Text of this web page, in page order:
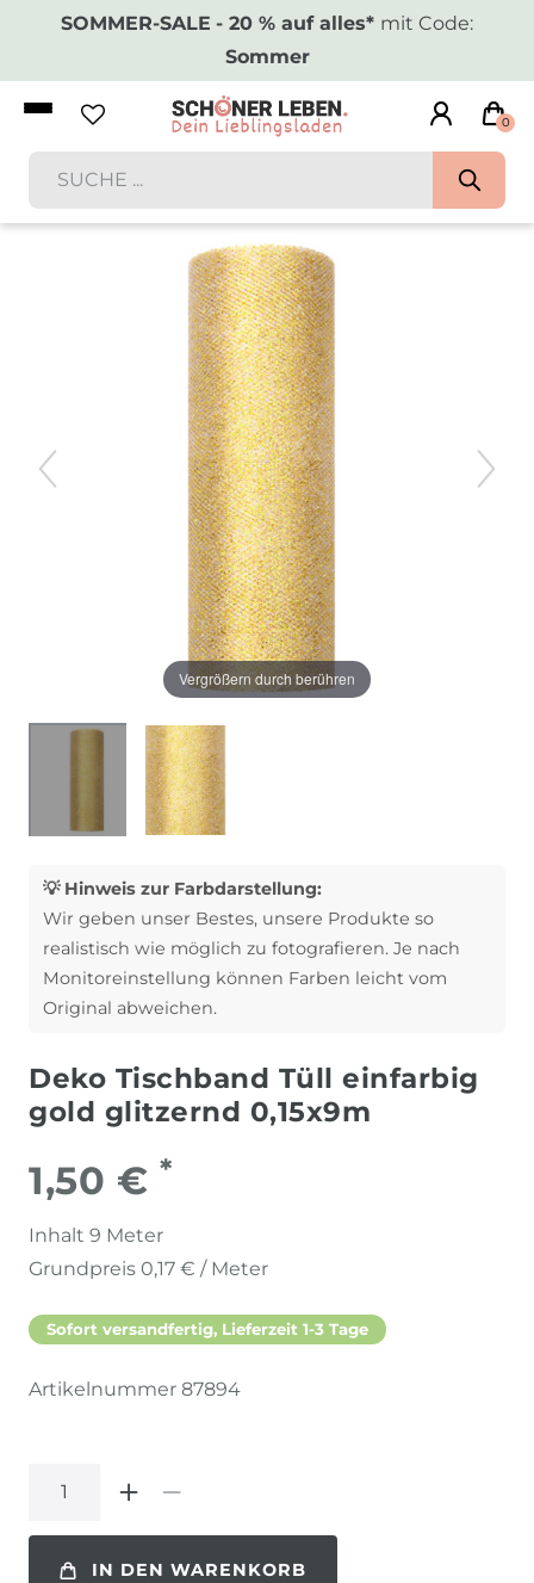
SOMMER-SALE - 20 % auf alles* mit Code:
Sommer
0
Vergrößern durch berühren
💡 Hinweis zur Farbdarstellung:
Wir geben unser Bestes, unsere Produkte so
realistisch wie möglich zu fotografieren. Je nach
Monitoreinstellung können Farben leicht vom
Original abweichen.
Deko Tischband Tüll einfarbig
gold glitzernd 0,15x9m
1,50 € *
Inhalt 9 Meter
Grundpreis 0,17 € / Meter
Sofort versandfertig, Lieferzeit 1-3 Tage
Artikelnummer 87894
IN DEN WARENKORB